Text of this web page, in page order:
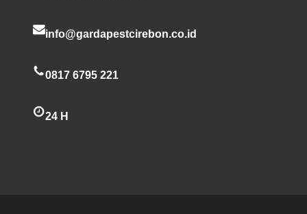
info@gardapestcirebon.co.id
0817 6795 221
24 H